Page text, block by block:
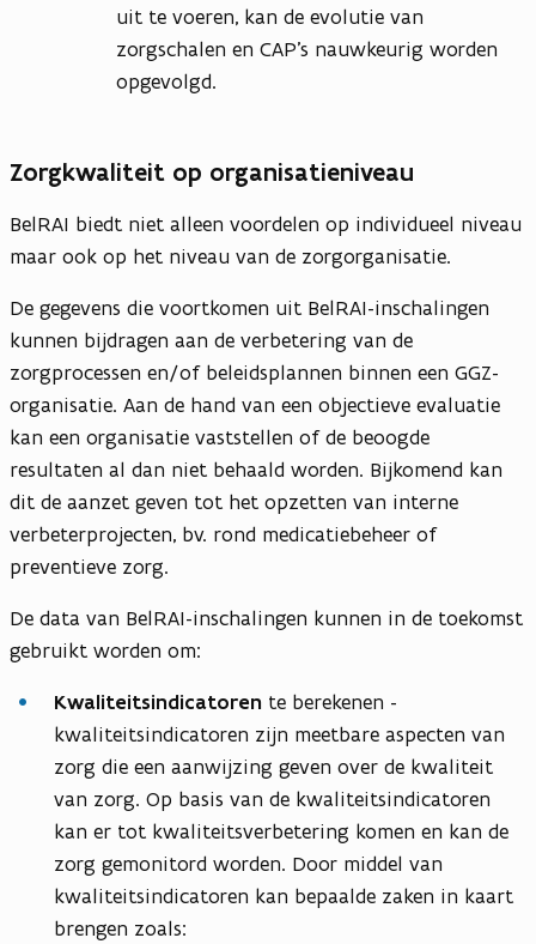
uit te voeren, kan de evolutie van
zorgschalen en CAP’s nauwkeurig worden
opgevolgd.
Zorgkwaliteit op organisatieniveau
BelRAI biedt niet alleen voordelen op individueel niveau
maar ook op het niveau van de zorgorganisatie.
De gegevens die voortkomen uit BelRAI-inschalingen
kunnen bijdragen aan de verbetering van de
zorgprocessen en/of beleidsplannen binnen een GGZ-
organisatie. Aan de hand van een objectieve evaluatie
kan een organisatie vaststellen of de beoogde
resultaten al dan niet behaald worden. Bijkomend kan
dit de aanzet geven tot het opzetten van interne
verbeterprojecten, bv. rond medicatiebeheer of
preventieve zorg.
De data van BelRAI-inschalingen kunnen in de toekomst
gebruikt worden om:
Kwaliteitsindicatoren te berekenen -
kwaliteitsindicatoren zijn meetbare aspecten van
zorg die een aanwijzing geven over de kwaliteit
van zorg. Op basis van de kwaliteitsindicatoren
kan er tot kwaliteitsverbetering komen en kan de
zorg gemonitord worden. Door middel van
kwaliteitsindicatoren kan bepaalde zaken in kaart
brengen zoals: